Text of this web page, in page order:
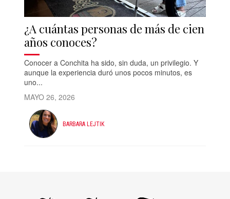
¿A cuántas personas de más de cien
años conoces?
Conocer a Conchita ha sido, sin duda, un privilegio. Y
aunque la experiencia duró unos pocos minutos, es
uno...
MAYO 26, 2026
BARBARA LEJTIK